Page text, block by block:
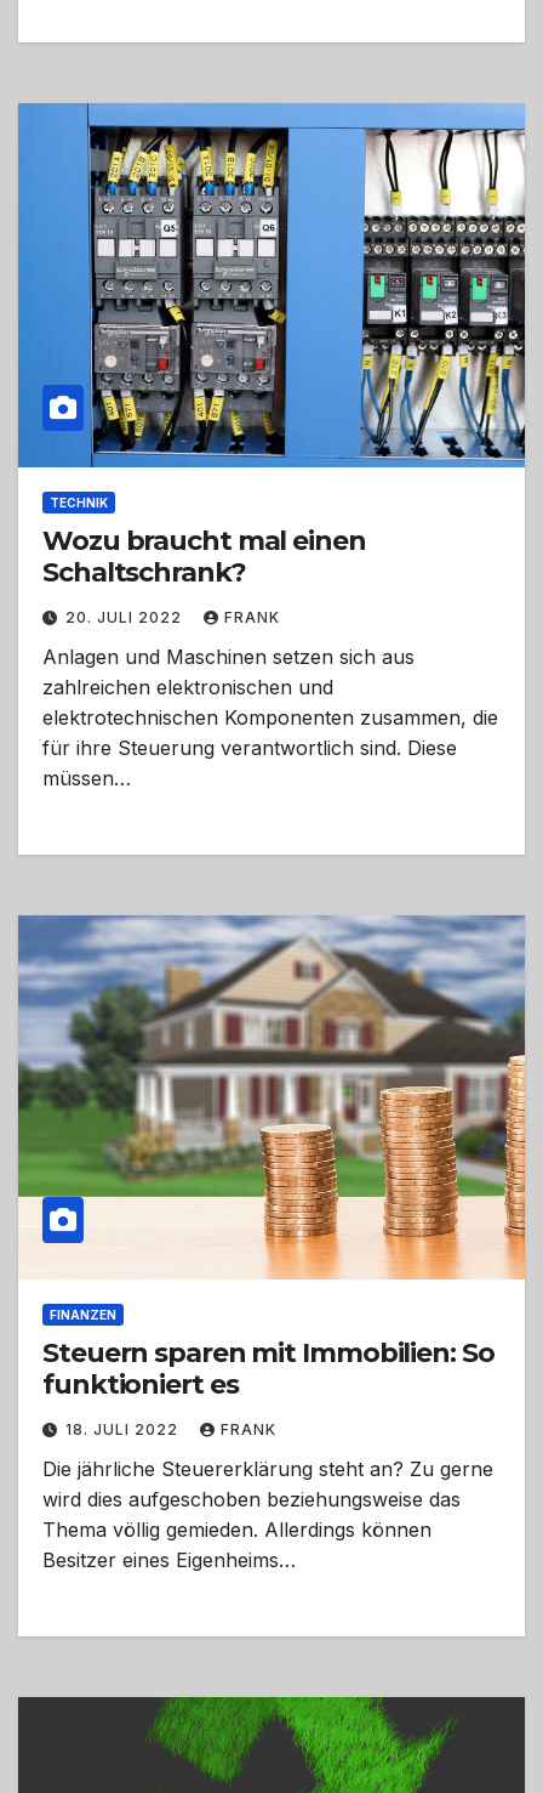
TECHNIK
Wozu braucht mal einen
Schaltschrank?
20. JULI 2022 FRANK
Anlagen und Maschinen setzen sich aus
zahlreichen elektronischen und
elektrotechnischen Komponenten zusammen, die
für ihre Steuerung verantwortlich sind. Diese
müssen…
FINANZEN
Steuern sparen mit Immobilien: So
funktioniert es
18. JULI 2022 FRANK
Die jährliche Steuererklärung steht an? Zu gerne
wird dies aufgeschoben beziehungsweise das
Thema völlig gemieden. Allerdings können
Besitzer eines Eigenheims…